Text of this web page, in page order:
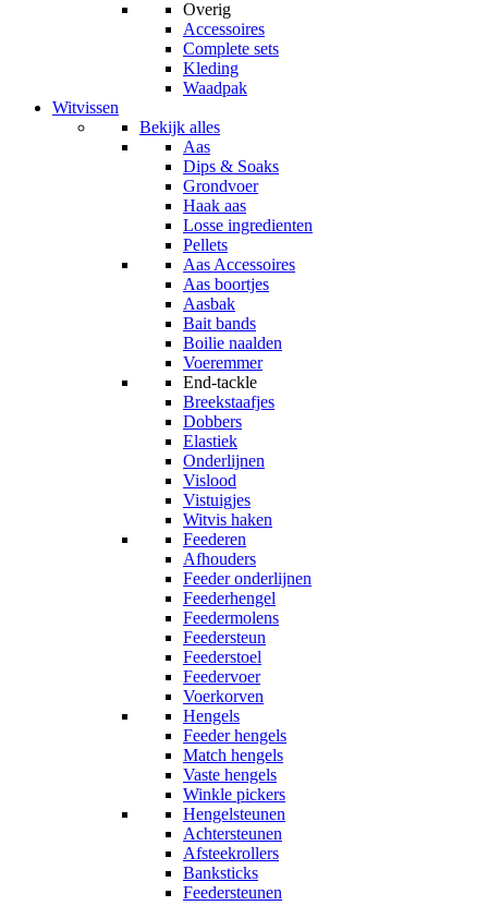
Overig
Accessoires
Complete sets
Kleding
Waadpak
Witvissen
Bekijk alles
Aas
Dips & Soaks
Grondvoer
Haak aas
Losse ingredienten
Pellets
Aas Accessoires
Aas boortjes
Aasbak
Bait bands
Boilie naalden
Voeremmer
End-tackle
Breekstaafjes
Dobbers
Elastiek
Onderlijnen
Vislood
Vistuigjes
Witvis haken
Feederen
Afhouders
Feeder onderlijnen
Feederhengel
Feedermolens
Feedersteun
Feederstoel
Feedervoer
Voerkorven
Hengels
Feeder hengels
Match hengels
Vaste hengels
Winkle pickers
Hengelsteunen
Achtersteunen
Afsteekrollers
Banksticks
Feedersteunen